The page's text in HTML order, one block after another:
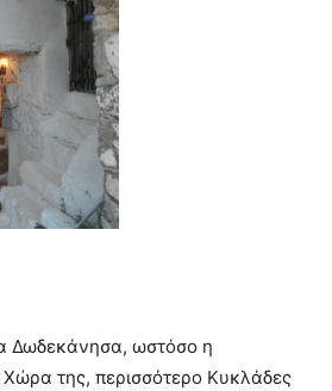
Δωδεκάνησα, ωστόσο η
της, περισσότερο Κυκλάδες